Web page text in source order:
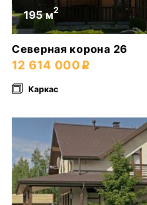
195 м2
Северная корона 26
12 614 000
Каркас